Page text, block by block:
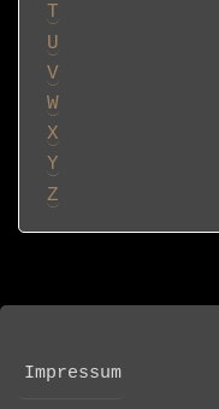
T
U
V
W
X
Y
Z
FOOTER
Impressum